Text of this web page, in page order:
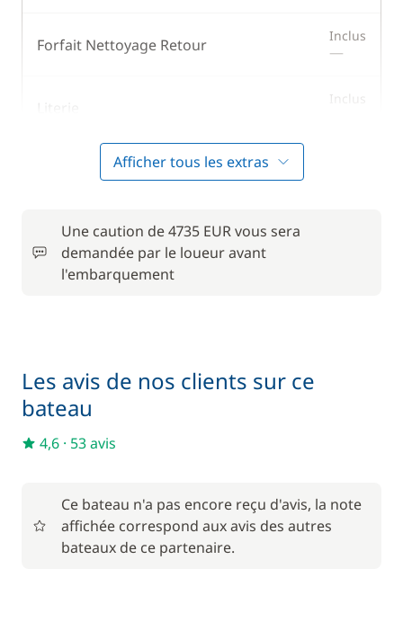
Forfait Nettoyage Retour Inclus
—
Literie Inclus
Moteur Hors Bord
Serviettes
Filet de sécurité
Paddle 22,00 €
Afficher tous les extras
Une caution de 4735 EUR vous sera
demandée par le loueur avant
l'embarquement
Les avis de nos clients sur ce
bateau
4,6 · 53 avis
Ce bateau n'a pas encore reçu d'avis, la note
affichée correspond aux avis des autres
bateaux de ce partenaire.